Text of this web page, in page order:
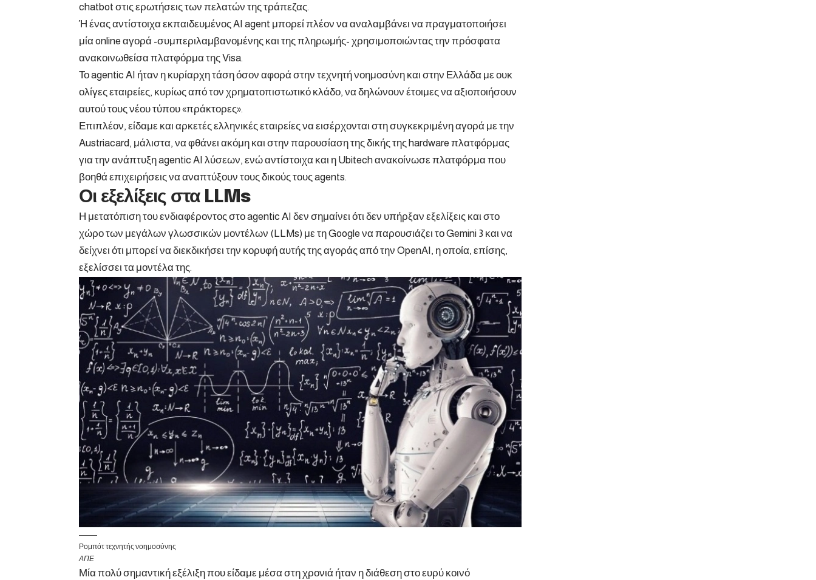
chatbot στις ερωτήσεις των πελατών της τράπεζας.
Ή ένας αντίστοιχα εκπαιδευμένος AI agent μπορεί πλέον να αναλαμβάνει να πραγματοποιήσει
μία online αγορά -συμπεριλαμβανομένης και της πληρωμής- χρησιμοποιώντας την πρόσφατα
ανακοινωθείσα πλατφόρμα της Visa.
Το agentic AI ήταν η κυρίαρχη τάση όσον αφορά στην τεχνητή νοημοσύνη και στην Ελλάδα με ουκ
ολίγες εταιρείες, κυρίως από τον χρηματοπιστωτικό κλάδο, να δηλώνουν έτοιμες να αξιοποιήσουν
αυτού τους νέου τύπου «πράκτορες».
Επιπλέον, είδαμε και αρκετές ελληνικές εταιρείες να εισέρχονται στη συγκεκριμένη αγορά με την
Austriacard, μάλιστα, να φθάνει ακόμη και στην παρουσίαση της δικής της hardware πλατφόρμας
για την ανάπτυξη agentic AI λύσεων, ενώ αντίστοιχα και η Ubitech ανακοίνωσε πλατφόρμα που
βοηθά επιχειρήσεις να αναπτύξουν τους δικούς τους agents.
Οι εξελίξεις στα LLMs
Η μετατόπιση του ενδιαφέροντος στο agentic AI δεν σημαίνει ότι δεν υπήρξαν εξελίξεις και στο
χώρο των μεγάλων γλωσσικών μοντέλων (LLMs) με τη Google να παρουσιάζει το Gemini 3 και να
δείχνει ότι μπορεί να διεκδικήσει την κορυφή αυτής της αγοράς από την OpenAI, η οποία, επίσης,
εξελίσσει τα μοντέλα της.
Ρομπότ τεχνητής νοημοσύνης
ΑΠΕ
Μία πολύ σημαντική εξέλιξη που είδαμε μέσα στη χρονιά ήταν η διάθεση στο ευρύ κοινό